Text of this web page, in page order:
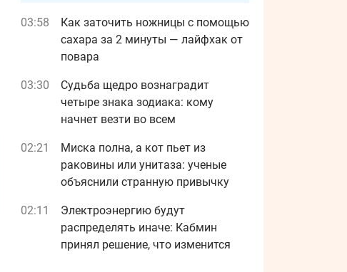
03:58
Как заточить ножницы с помощью
сахара за 2 минуты — лайфхак от
повара
03:30
Судьба щедро вознаградит
четыре знака зодиака: кому
начнет везти во всем
02:21
Миска полна, а кот пьет из
раковины или унитаза: ученые
объяснили странную привычку
02:11
Электроэнергию будут
распределять иначе: Кабмин
принял решение, что изменится